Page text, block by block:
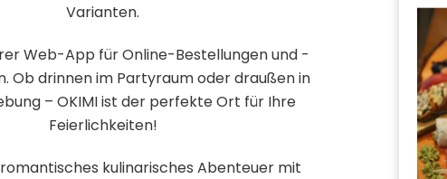
Varianten.
Web-App für Online-Bestellungen und -
Ob drinnen im Partyraum oder draußen in
– OKIMI ist der perfekte Ort für Ihre
Feierlichkeiten!
romantisches kulinarisches Abenteuer mit